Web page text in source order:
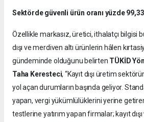
Sektörde güvenli ürün oranı yüzde
Özellikle markasız, üretici, ithalatçı bilgisi
dışı ve merdiven altı ürünlerin hâlen
gündeminde olduğunu belirten TÜKİD
Taha Keresteci, “Kayıt dışı üretim
yol açan durumların başında geliyor.
yapan, vergi yükümlülüklerini yerine
testlerine yatırım yapan firmalar; kayıt